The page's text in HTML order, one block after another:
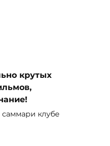
крутых
саммари клубе